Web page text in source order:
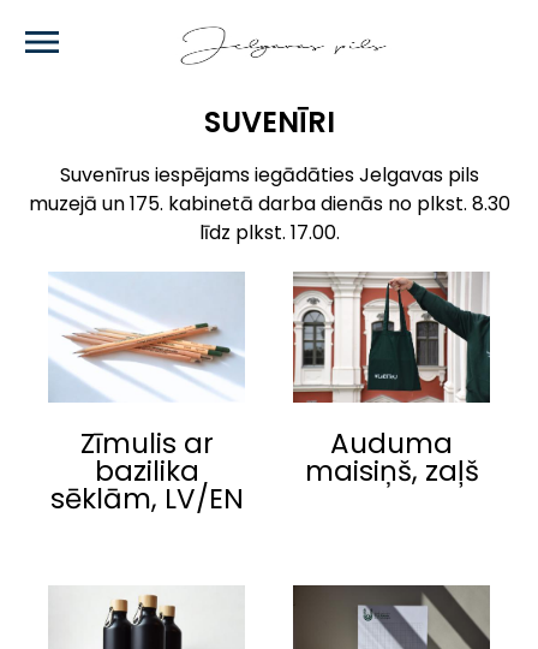
main
SUVENĪRI
Suvenīrus iespējams iegādāties Jelgavas pils
muzejā un 175. kabinetā darba dienās no plkst. 8.30
līdz plkst. 17.00.
Zīmulis ar
bazilika
sēklām, LV/EN
Auduma
maisiņš, zaļš